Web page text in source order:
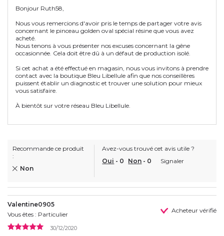
Bonjour Ruth58,
Nous vous remercions d'avoir pris le temps de partager votre avis
concernant le pinceau golden oval spécial résine que vous avez
acheté.
Nous tenons à vous présenter nos excuses concernant la gêne
occasionnée. Cela doit être dû à un défaut de production isolé.
Si cet achat a été effectué en magasin, nous vous invitons à prendre
contact avec la boutique Bleu Libellule afin que nos conseillères
puissent établir un diagnostic et trouver une solution pour mieux
vous satisfaire.
À bientôt sur votre réseau Bleu Libellule.
Recommande ce produit
:
Non
Avez-vous trouvé cet avis utile ?
Oui - 0 Non - 0 Signaler
Valentine0905
Vous êtes : Particulier
Acheteur vérifié
30/12/2020